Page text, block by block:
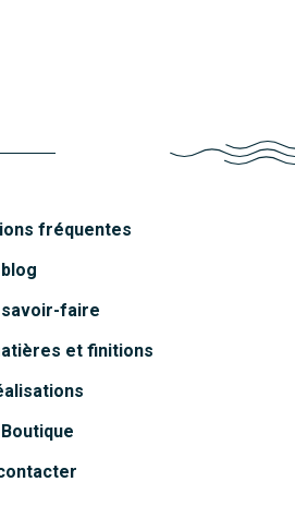
fréquentes
faire
et finitions